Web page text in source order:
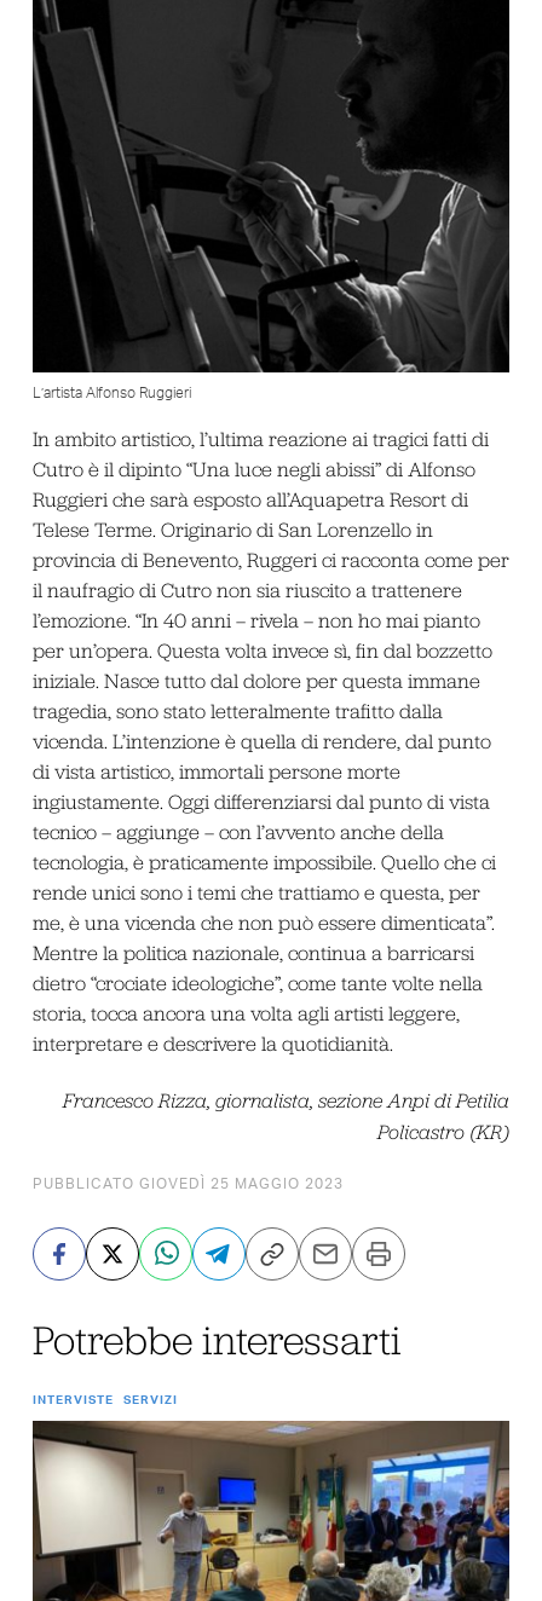
L’artista Alfonso Ruggieri
In ambito artistico, l’ultima reazione ai tragici fatti di
Cutro è il dipinto “Una luce negli abissi” di Alfonso
Ruggieri che sarà esposto all’Aquapetra Resort di
Telese Terme. Originario di San Lorenzello in
provincia di Benevento, Ruggeri ci racconta come per
il naufragio di Cutro non sia riuscito a trattenere
l’emozione. “In 40 anni – rivela – non ho mai pianto
per un’opera. Questa volta invece sì, fin dal bozzetto
iniziale. Nasce tutto dal dolore per questa immane
tragedia, sono stato letteralmente trafitto dalla
vicenda. L’intenzione è quella di rendere, dal punto
di vista artistico, immortali persone morte
ingiustamente. Oggi differenziarsi dal punto di vista
tecnico – aggiunge – con l’avvento anche della
tecnologia, è praticamente impossibile. Quello che ci
rende unici sono i temi che trattiamo e questa, per
me, è una vicenda che non può essere dimenticata”.
Mentre la politica nazionale, continua a barricarsi
dietro “crociate ideologiche”, come tante volte nella
storia, tocca ancora una volta agli artisti leggere,
interpretare e descrivere la quotidianità.
Francesco Rizza, giornalista, sezione Anpi di Petilia
Policastro (KR)
PUBBLICATO GIOVEDÌ 25 MAGGIO 2023
Potrebbe interessarti
INTERVISTE SERVIZI